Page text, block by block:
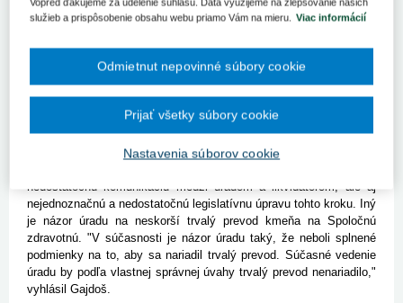
Pripustil ale, že mohol byť harmonizovanejší a operatívnejší,
Podľa úradu bolo vydanie rozhodnutia o dočasnom prevode kmeňa
Európskej zdravotnej na štátnu Spoločnú zdravotnú poisťovňu v
súlade so zákonom, na rokovania o jeho odplatnom prevode nebol
časový priestor, keďže kmeň bolo nutné previesť okamžite.
Realizáciu rozhodnutia o dočasnom prevode však súčasné
nedostatočnú komunikáciu medzi úradom a likvidátorom, ale aj
nejednoznačnú a nedostatočnú legislatívnu úpravu tohto kroku. Iný
je názor úradu na neskorší trvalý prevod kmeňa na Spoločnú
zdravotnú. "V súčasnosti je názor úradu taký, že neboli splnené
podmienky na to, aby sa nariadil trvalý prevod. Súčasné vedenie
úradu by podľa vlastnej správnej úvahy trvalý prevod nenariadilo,"
vyhlásil Gajdoš.
Vopred ďakujeme za udelenie súhlasu. Dáta využijeme na zlepšovanie našich
služieb a prispôsobenie obsahu webu priamo Vám na mieru. Viac informácií
Nastavenia súborov cookie
Odmietnut nepovinné súbory cookie
Prijať všetky súbory cookie